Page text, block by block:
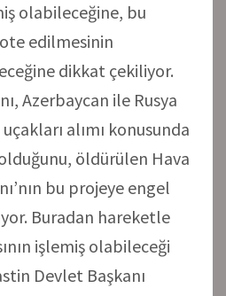
olabileceğine, bu
edilmesinin
dikkat çekiliyor.
Azerbaycan ile Rusya
alımı konusunda
öldürülen Hava
bu projeye engel
Buradan hareketle
işlemiş olabileceği
Devlet Başkanı